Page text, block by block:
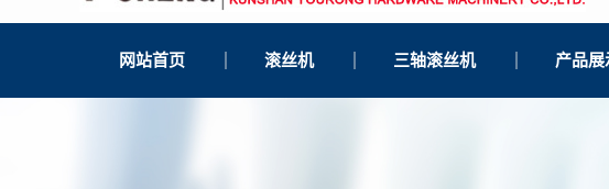
网站首页 滚丝机 三轴滚丝机 产品展